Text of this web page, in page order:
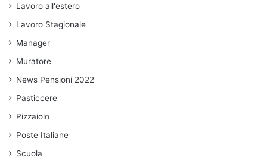
Lavoro all'estero
Lavoro Stagionale
Manager
Muratore
News Pensioni 2022
Pasticcere
Pizzaiolo
Poste Italiane
Scuola